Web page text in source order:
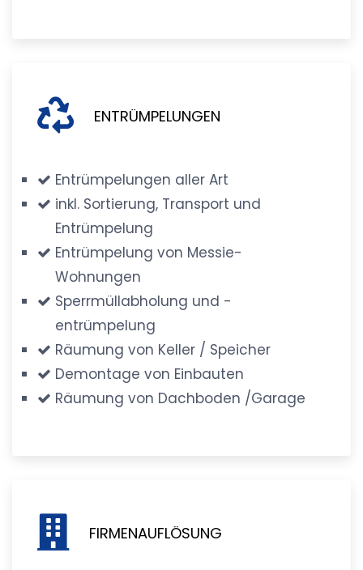
ENTRÜMPELUNGEN
Entrümpelungen aller Art
inkl. Sortierung, Transport und
Entrümpelung
Entrümpelung von Messie-
Wohnungen
Sperrmüllabholung und -
entrümpelung
Räumung von Keller / Speicher
Demontage von Einbauten
Räumung von Dachboden /Garage
FIRMENAUFLÖSUNG